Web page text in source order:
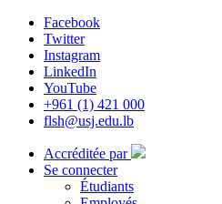
Facebook
Twitter
Instagram
LinkedIn
YouTube
+961 (1) 421 000
flsh@usj.edu.lb
Accréditée par
Se connecter
Étudiants